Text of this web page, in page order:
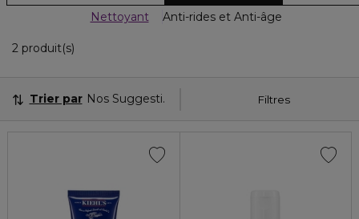
Nettoyant Anti-rides et Anti-âge
2 produit(s)
Filtres
Trier par Nos Suggestions